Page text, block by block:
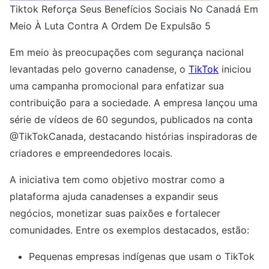
Tiktok Reforça Seus Benefícios Sociais No Canadá Em
Meio À Luta Contra A Ordem De Expulsão 5
Em meio às preocupações com segurança nacional
levantadas pelo governo canadense, o TikTok iniciou
uma campanha promocional para enfatizar sua
contribuição para a sociedade. A empresa lançou uma
série de vídeos de 60 segundos, publicados na conta
@TikTokCanada, destacando histórias inspiradoras de
criadores e empreendedores locais.
A iniciativa tem como objetivo mostrar como a
plataforma ajuda canadenses a expandir seus
negócios, monetizar suas paixões e fortalecer
comunidades. Entre os exemplos destacados, estão:
Pequenas empresas indígenas que usam o TikTok